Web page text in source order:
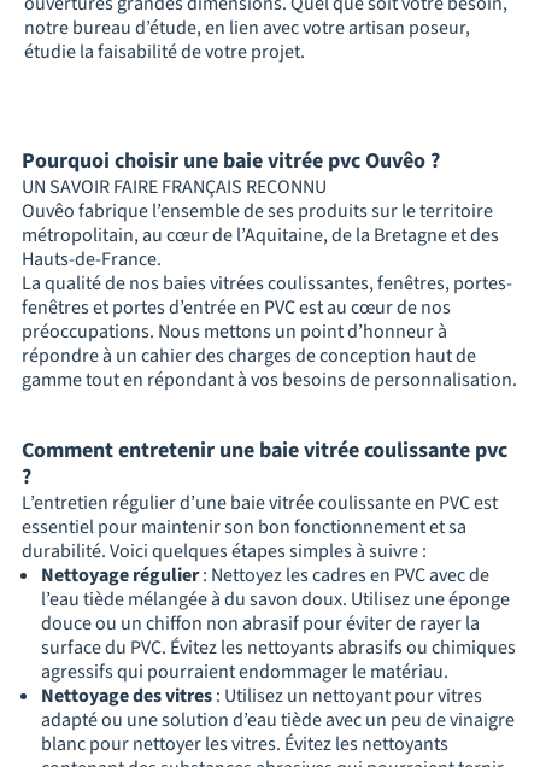
notre bureau d’étude, en lien avec votre artisan poseur,
étudie la faisabilité de votre projet.
Pourquoi choisir une baie vitrée pvc Ouvêo ?
UN SAVOIR FAIRE FRANÇAIS RECONNU
Ouvêo fabrique l’ensemble de ses produits sur le territoire
métropolitain, au cœur de l’Aquitaine, de la Bretagne et des
Hauts-de-France.
La qualité de nos baies vitrées coulissantes, fenêtres, portes-
fenêtres et portes d’entrée en PVC est au cœur de nos
préoccupations. Nous mettons un point d’honneur à
répondre à un cahier des charges de conception haut de
gamme tout en répondant à vos besoins de personnalisation.
Comment entretenir une baie vitrée coulissante pvc
?
L’entretien régulier d’une baie vitrée coulissante en PVC est
essentiel pour maintenir son bon fonctionnement et sa
durabilité. Voici quelques étapes simples à suivre :
Nettoyage régulier: Nettoyez les cadres en PVC avec de
l’eau tiède mélangée à du savon doux. Utilisez une éponge
douce ou un chiffon non abrasif pour éviter de rayer la
surface du PVC. Évitez les nettoyants abrasifs ou chimiques
agressifs qui pourraient endommager le matériau.
Nettoyage des vitres: Utilisez un nettoyant pour vitres
adapté ou une solution d’eau tiède avec un peu de vinaigre
blanc pour nettoyer les vitres. Évitez les nettoyants